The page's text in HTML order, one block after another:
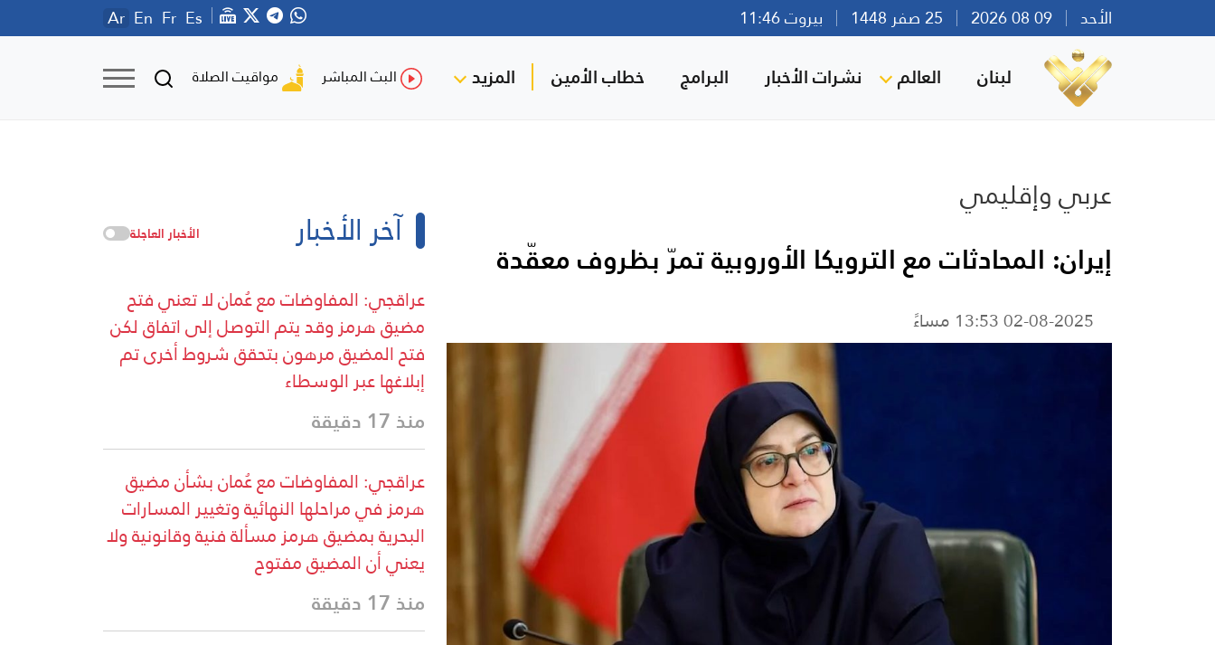
الأحد بيروت 11:46 Ar En Fr Es
لبنان العالم نشرات الأخبار البرامج خطاب الأمين المزيد البث المباشر مواقيت الصلاة
عربي وإقليمي
إيران: المحادثات مع الترويكا الأوروبية تمرّ بظروف معقّدة
02-08-2025 13:53 مساءً
آخر الأخبار الأخبار العاجلة
عراقجي: المفاوضات مع عُمان لا تعني فتح
مضيق هرمز وقد يتم التوصل إلى اتفاق لكن
فتح المضيق مرهون بتحقق شروط أخرى تم
إبلاغها عبر الوسطاء
منذ 17 دقيقة
عراقجي: المفاوضات مع عُمان بشأن مضيق
هرمز في مراحلها النهائية وتغيير المسارات
البحرية بمضيق هرمز مسألة فنية وقانونية ولا
يعني أن المضيق مفتوح
منذ 17 دقيقة